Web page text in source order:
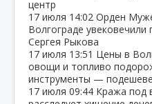
центр
17 июля 14:02 Орден
Волгограде
Сергея Рыкова
17 июля 13:51 Цены в
овощи и топливо
инструменты —
17 июля 09:44 Кража под